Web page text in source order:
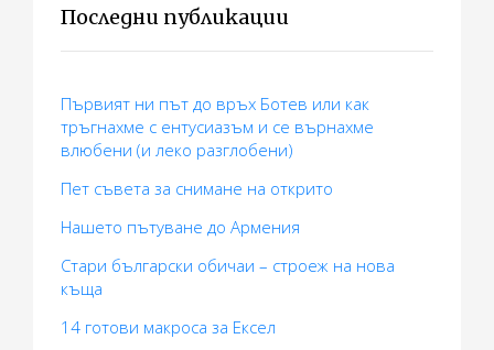
Последни публикации
Първият ни път до връх Ботев или как
тръгнахме с ентусиазъм и се върнахме
влюбени (и леко разглобени)
Пет съвета за снимане на открито
Нашето пътуване до Армения
Стари български обичаи – строеж на нова
къща
14 готови макросa за Ексел